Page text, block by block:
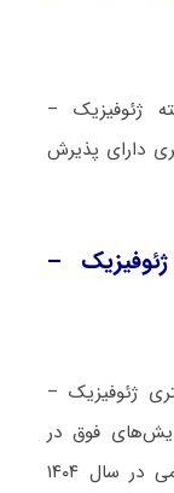
ژئوفیزیک –
دارای پذیرش
–
ژئوفیزیک –
فوق در
دانشگاه سراسری و نیز دانشگاه آزاد اسلامی در سال ۱۴۰۴